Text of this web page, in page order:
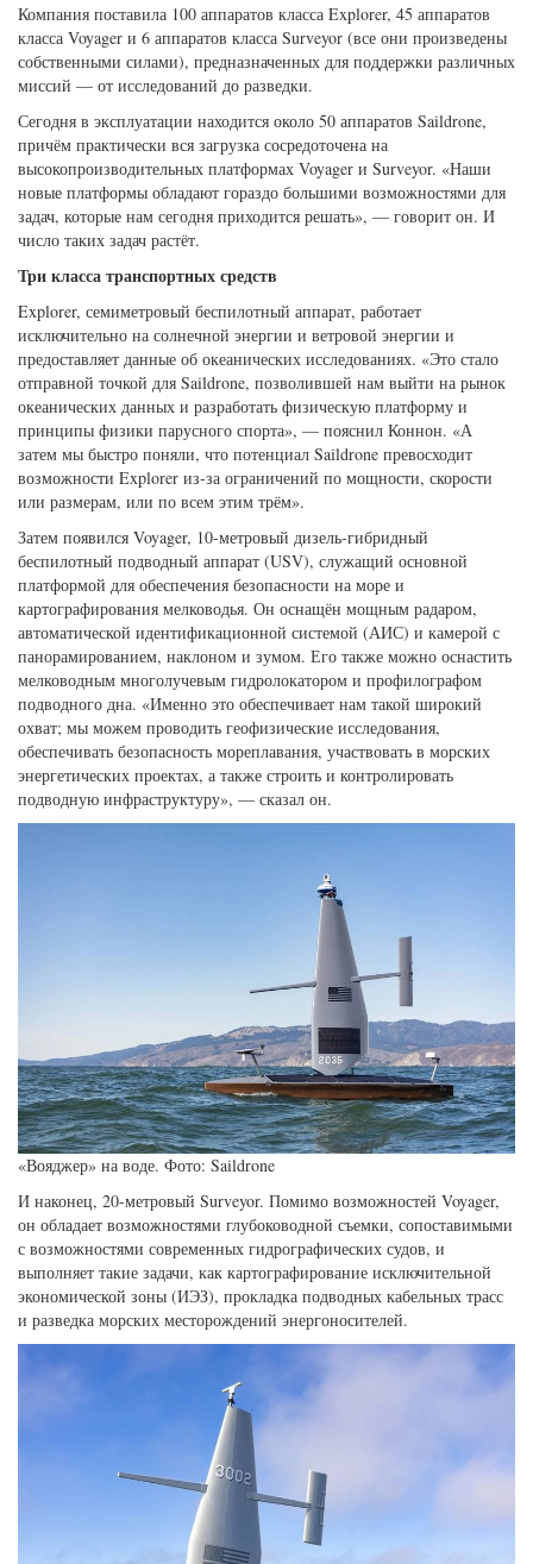
Компания поставила 100 аппаратов класса Explorer, 45 аппаратов
класса Voyager и 6 аппаратов класса Surveyor (все они произведены
собственными силами), предназначенных для поддержки различных
миссий — от исследований до разведки.
Сегодня в эксплуатации находится около 50 аппаратов Saildrone,
причём практически вся загрузка сосредоточена на
высокопроизводительных платформах Voyager и Surveyor. «Наши
новые платформы обладают гораздо большими возможностями для
задач, которые нам сегодня приходится решать», — говорит он. И
число таких задач растёт.
Три класса транспортных средств
Explorer, семиметровый беспилотный аппарат, работает
исключительно на солнечной энергии и ветровой энергии и
предоставляет данные об океанических исследованиях. «Это стало
отправной точкой для Saildrone, позволившей нам выйти на рынок
океанических данных и разработать физическую платформу и
принципы физики парусного спорта», — пояснил Коннон. «А
затем мы быстро поняли, что потенциал Saildrone превосходит
возможности Explorer из-за ограничений по мощности, скорости
или размерам, или по всем этим трём».
Затем появился Voyager, 10-метровый дизель-гибридный
беспилотный подводный аппарат (USV), служащий основной
платформой для обеспечения безопасности на море и
картографирования мелководья. Он оснащён мощным радаром,
автоматической идентификационной системой (АИС) и камерой с
панорамированием, наклоном и зумом. Его также можно оснастить
мелководным многолучевым гидролокатором и профилографом
подводного дна. «Именно это обеспечивает нам такой широкий
охват; мы можем проводить геофизические исследования,
обеспечивать безопасность мореплавания, участвовать в морских
энергетических проектах, а также строить и контролировать
подводную инфраструктуру», — сказал он.
«Вояджер» на воде. Фото: Saildrone
И наконец, 20-метровый Surveyor. Помимо возможностей Voyager,
он обладает возможностями глубоководной съемки, сопоставимыми
с возможностями современных гидрографических судов, и
выполняет такие задачи, как картографирование исключительной
экономической зоны (ИЭЗ), прокладка подводных кабельных трасс
и разведка морских месторождений энергоносителей.